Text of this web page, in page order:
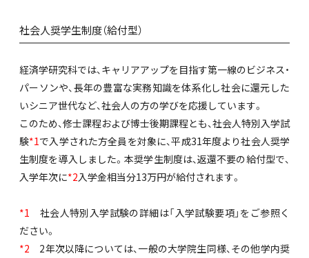
社会人奨学生制度（給付型）
経済学研究科では、キャリアアップを目指す第一線のビジネス・
パーソンや、長年の豊富な実務知識を体系化し社会に還元した
いシニア世代など、社会人の方の学びを応援しています。
このため、修士課程および博士後期課程とも、社会人特別入学試
験*1で入学された方全員を対象に、平成31年度より社会人奨学
生制度を導入しました。本奨学生制度は、返還不要の給付型で、
入学年次に*2入学金相当分13万円が給付されます。
*1 社会人特別入学試験の詳細は「入学試験要項」をご参照く
ださい。
*2 2年次以降については、一般の大学院生同様、その他学内奨